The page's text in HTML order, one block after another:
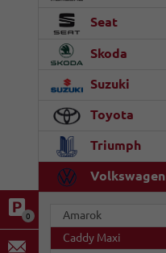
0
Seat
Skoda
Suzuki
Toyota
Triumph
Volkswagen
Amarok
Caddy Maxi